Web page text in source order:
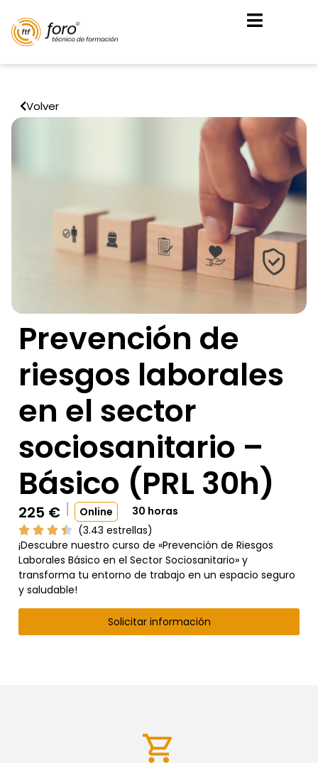
Volver
Prevención de
riesgos laborales
en el sector
sociosanitario –
Básico (PRL 30h)
225 € Online
30 horas
(3.43 estrellas)
¡Descubre nuestro curso de «Prevención de Riesgos
Laborales Básico en el Sector Sociosanitario» y
transforma tu entorno de trabajo en un espacio seguro
y saludable!
Solicitar información